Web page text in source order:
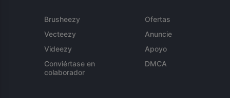
Brusheezy
Vecteezy
Videezy
Conviértase en
colaborador
Ofertas
Anuncie
Apoyo
DMCA